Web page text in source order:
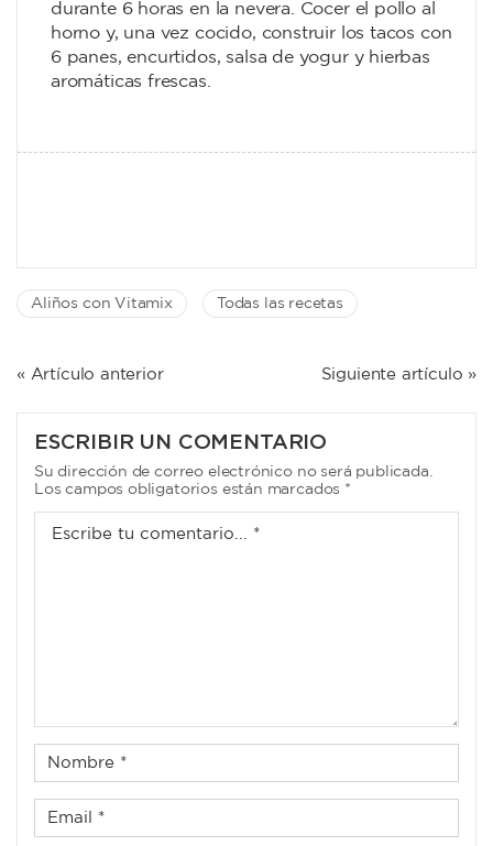
durante 6 horas en la nevera. Cocer el pollo al
horno y, una vez cocido, construir los tacos con
6 panes, encurtidos, salsa de yogur y hierbas
aromáticas frescas.
Aliños con Vitamix Todas las recetas
NAVEGACIÓN
ENTRADAS
« Artículo anterior Siguiente artículo »
ESCRIBIR UN COMENTARIO
Su dirección de correo electrónico no será publicada.
Los campos obligatorios están marcados *